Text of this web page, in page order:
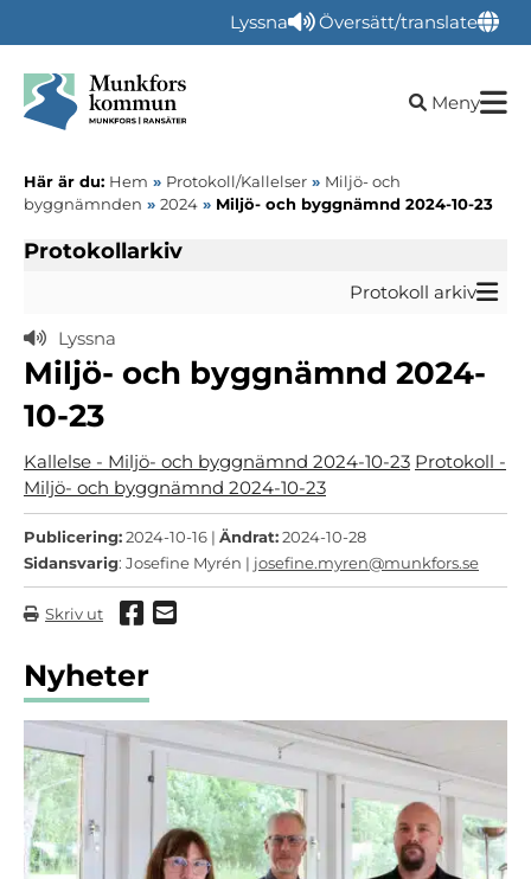
Lyssna Översätt/translate
Öppna
Meny
Här är du: Hem » Protokoll/Kallelser » Miljö- och
byggnämnden » 2024 » Miljö- och byggnämnd 2024-10-23
Protokollarkiv
Protokoll arkiv
Lyssna
Miljö- och byggnämnd 2024-
10-23
Kallelse - Miljö- och byggnämnd 2024-10-23 Protokoll -
Miljö- och byggnämnd 2024-10-23
Publicering:2024-10-16 | Ändrat:2024-10-28
Sidansvarig: Josefine Myrén | josefine.myren@munkfors.se
Skriv ut Dela via Facebook
Dela via mail
Nyheter